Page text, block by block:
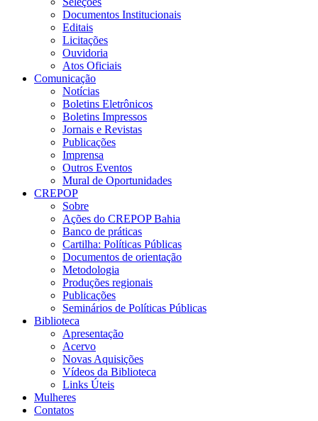
Documentos Institucionais
Editais
Licitações
Ouvidoria
Atos Oficiais
Comunicação
Notícias
Boletins Eletrônicos
Boletins Impressos
Jornais e Revistas
Publicações
Imprensa
Outros Eventos
Mural de Oportunidades
CREPOP
Sobre
Ações do CREPOP Bahia
Banco de práticas
Cartilha: Políticas Públicas
Documentos de orientação
Metodologia
Produções regionais
Publicações
Seminários de Políticas Públicas
Biblioteca
Apresentação
Acervo
Novas Aquisições
Vídeos da Biblioteca
Links Úteis
Mulheres
Contatos